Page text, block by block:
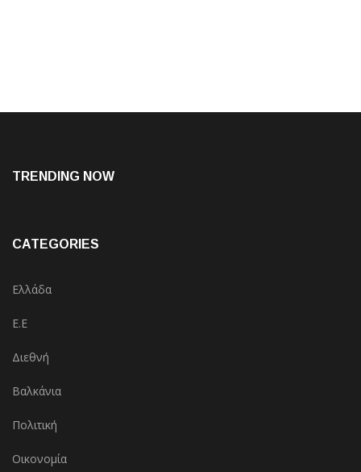
TRENDING NOW
CATEGORIES
Ελλάδα
Ε.Ε
Διεθνή
Βαλκάνια
Πολιτική
Οικονομία